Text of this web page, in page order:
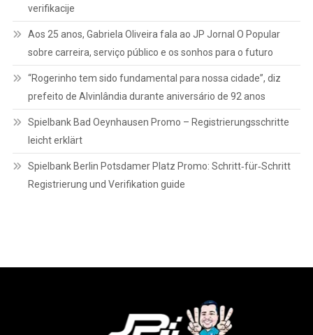
verifikacije
Aos 25 anos, Gabriela Oliveira fala ao JP Jornal O Popular
sobre carreira, serviço público e os sonhos para o futuro
“Rogerinho tem sido fundamental para nossa cidade”, diz
prefeito de Alvinlândia durante aniversário de 92 anos
Spielbank Bad Oeynhausen Promo – Registrierungsschritte
leicht erklärt
Spielbank Berlin Potsdamer Platz Promo: Schritt‑für‑Schritt
Registrierung und Verifikation guide